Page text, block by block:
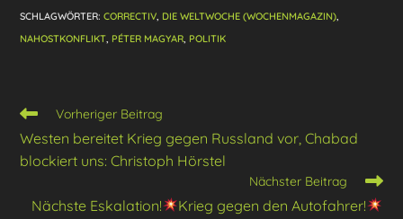
SCHLAGWÖRTER:CORRECTIV DIE WELTWOCHE (WOCHENMAGAZIN)
NAHOSTKONFLIKT PÉTER MAGYAR POLITIK
Weitere
ansehen
Vorheriger Beitrag
Westen bereitet Krieg gegen Russland vor, Chabad
blockiert uns: Christoph Hörstel
Nächster Beitrag
Nächste Eskalation!
Krieg gegen den Autofahrer!